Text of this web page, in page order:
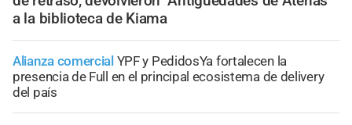
a la biblioteca de Kiama
Alianza comercial YPF y PedidosYa fortalecen la
presencia de Full en el principal ecosistema de delivery
del país